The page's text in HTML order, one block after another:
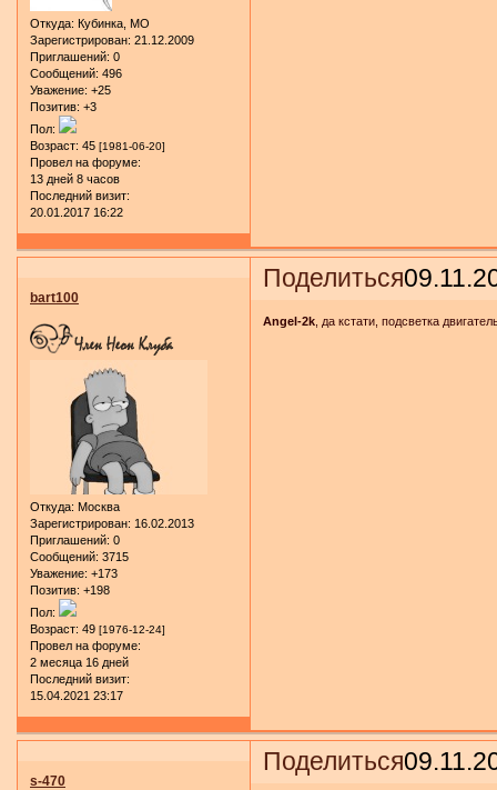
Откуда: Кубинка, МО
Зарегистрирован: 21.12.2009
Приглашений: 0
Сообщений: 496
Уважение: +25
Позитив: +3
Пол:
Возраст: 45 [1981-06-20]
Провел на форуме:
13 дней 8 часов
Последний визит:
20.01.2017 16:22
Поделиться
bart100
Откуда: Москва
Зарегистрирован: 16.02.2013
Приглашений: 0
Сообщений: 3715
Уважение: +173
Позитив: +198
Пол:
Возраст: 49 [1976-12-24]
Провел на форуме:
2 месяца 16 дней
Последний визит:
15.04.2021 23:17
Angel-2k , да кстати, подсветка
Поделиться
s-470